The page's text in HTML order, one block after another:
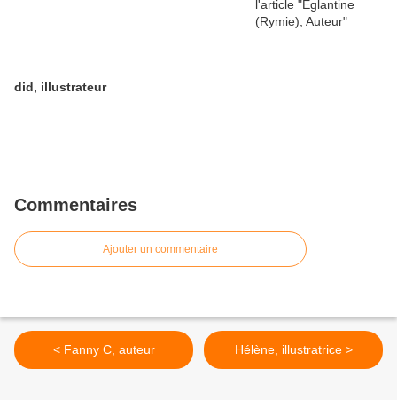
did, illustrateur
Commentaires
Ajouter un commentaire
< Fanny C, auteur Hélène, illustratrice >